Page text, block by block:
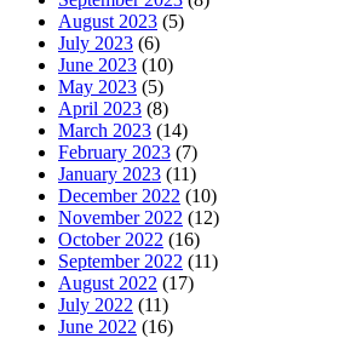
August 2023 (5)
July 2023 (6)
June 2023 (10)
May 2023 (5)
April 2023 (8)
March 2023 (14)
February 2023 (7)
January 2023 (11)
December 2022 (10)
November 2022 (12)
October 2022 (16)
September 2022 (11)
August 2022 (17)
July 2022 (11)
June 2022 (16)